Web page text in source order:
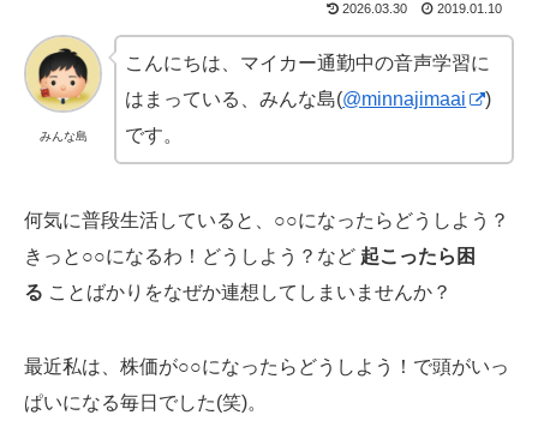
2026.03.30 2019.01.10
みんな島
こんにちは、マイカー通勤中の音声学習に
はまっている、みんな島(@minnajimaai
)
です。
何気に普段生活していると、○○になったらどうしよう？
きっと○○になるわ！どうしよう？など 起こったら困
る ことばかりをなぜか連想してしまいませんか？
最近私は、株価が○○になったらどうしよう！で頭がいっ
ぱいになる毎日でした(笑)。